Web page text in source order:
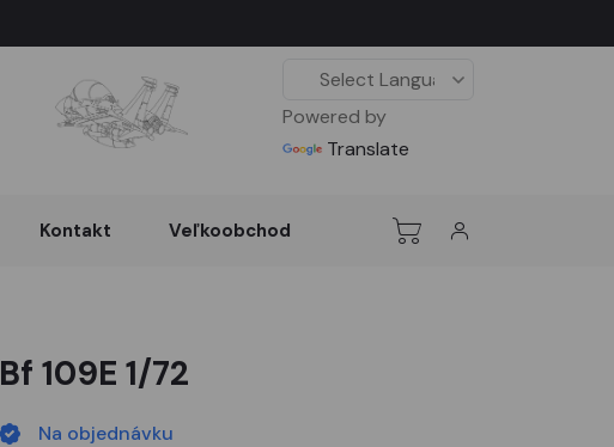
Powered by
Translate
Kontakt Veľkoobchod
Bf 109E 1/72
Na objednávku